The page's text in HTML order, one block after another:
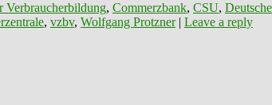
Verbraucherbildung, Commerzbank, CSU,
, vzbv, Wolfgang Protzner | Leave a reply